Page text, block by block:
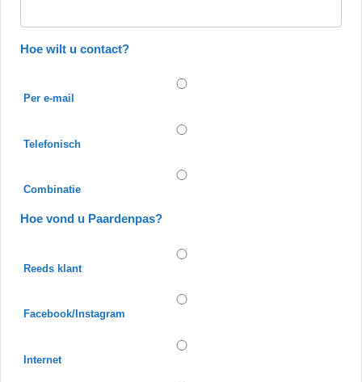
Hoe wilt u contact?
Per e-mail
Telefonisch
Combinatie
Hoe vond u Paardenpas?
Reeds klant
Facebook/Instagram
Internet